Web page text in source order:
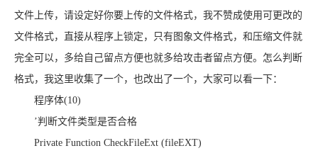
文件上传，请设定好你要上传的文件格式，我不赞成使用可更改的
文件格式，直接从程序上锁定，只有图象文件格式，和压缩文件就
完全可以，多给自己留点方便也就多给攻击者留点方便。怎么判断
格式，我这里收集了一个，也改出了一个，大家可以看一下：
程序体(10)
’判断文件类型是否合格
Private Function CheckFileExt (fileEXT)